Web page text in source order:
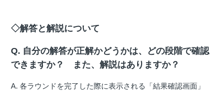
◇解答と解説について
Q. 自分の解答が正解かどうかは、どの段階で確認
できますか？ また、解説はありますか？
A. 各ラウンドを完了した際に表示される「結果確認画面」